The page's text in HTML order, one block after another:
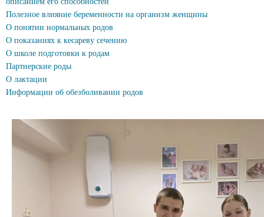
Полезное влияние беременности на организм женщины
О понятии нормальных родов
О показаниях к кесареву сечению
О школе подготовки к родам
Партнерские роды
О лактации
Информации об обезболивании родов